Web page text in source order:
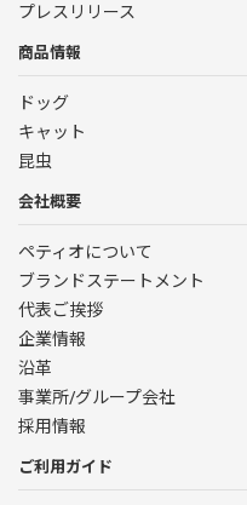
プレスリリース
商品情報
ドッグ
キャット
昆虫
会社概要
ペティオについて
ブランドステートメント
代表ご挨拶
企業情報
沿革
事業所/グループ会社
採用情報
ご利用ガイド